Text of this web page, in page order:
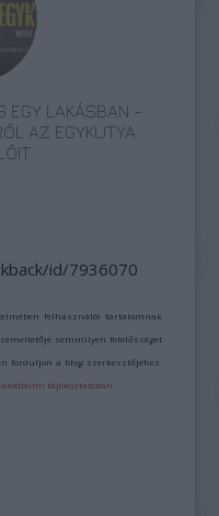
EGY LAKÁSBAN -
AZ EGYKUTYA
id/7936070
felhasználói tartalomnak
semmilyen felelősséget
forduljon a blog szerkesztőjéhez.
tájékoztatóban